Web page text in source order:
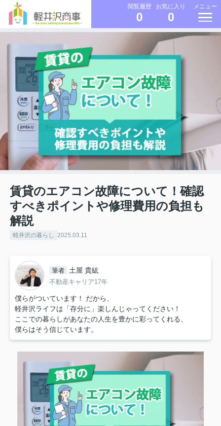
閲覧履歴
0
お気に入り
0
メニュー
賃貸のエアコン故障について！確認
すべきポイントや修理費用の負担も
解説
軽井沢の暮らし 2025.03.11
筆者 土屋 貴紘
不動産キャリア17年
僕らがついています！ だから、
軽井沢ライフは「存分に」楽しんじゃってください！
ここでの暮らしがあなたの人生を豊かに彩ってくれる、
僕らはそう信じています。